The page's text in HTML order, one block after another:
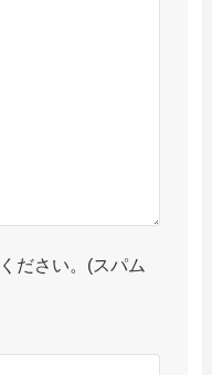
ださい。(スパム